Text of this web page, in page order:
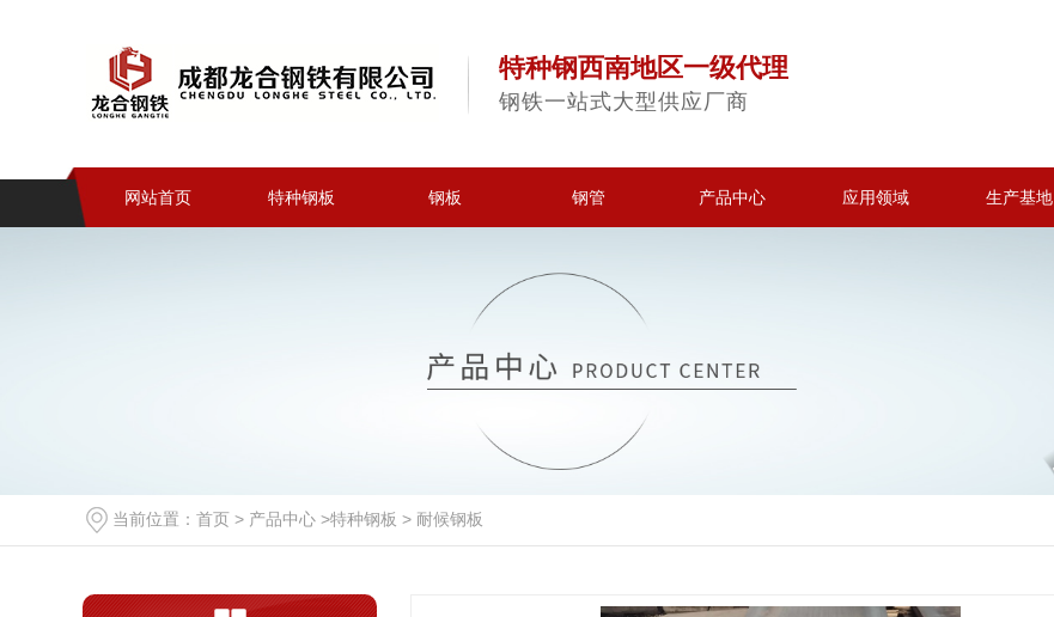
特种钢西南地区一级代理
钢铁一站式大型供应厂商
网站首页 特种钢板 钢板 钢管 产品中心 应用领域 生产基地
当前位置： 首页 > 产品中心 >特种钢板 > 耐候钢板